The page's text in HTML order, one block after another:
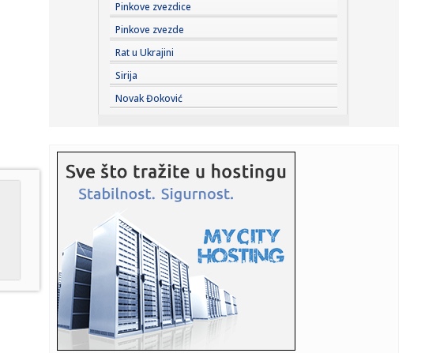
11:32:Zbog nepoverenja u policiju i tužilaštvo, novinari sve
manje pr...
11:32:Vučević u Svilajncu: „Čuvajući svoju istoriju i ulažući u...
11:31:MOTOGP: MARTIN I APRILIJA POKORILI SILVERSTON Sve je
spremno za n...
11:23: VIDEO: Hiljade kvadratnih kilometara šuma u Ukrajini
prekrivene ...
11:21:
zapalio ...
11:18:Bruceloza goveda kod Bujanovca
11:17:Priština u političkom haosu: Kurti traži dogovor, opozicija
ga...
11:13:Srbija dobija novu gasnu rutu: Stručnjaci otkrivaju detalj
Pinkove zvezdice
Pinkove zvezde
Rat u Ukrajini
Sirija
Novak Đoković